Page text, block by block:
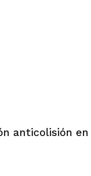
anticolisión